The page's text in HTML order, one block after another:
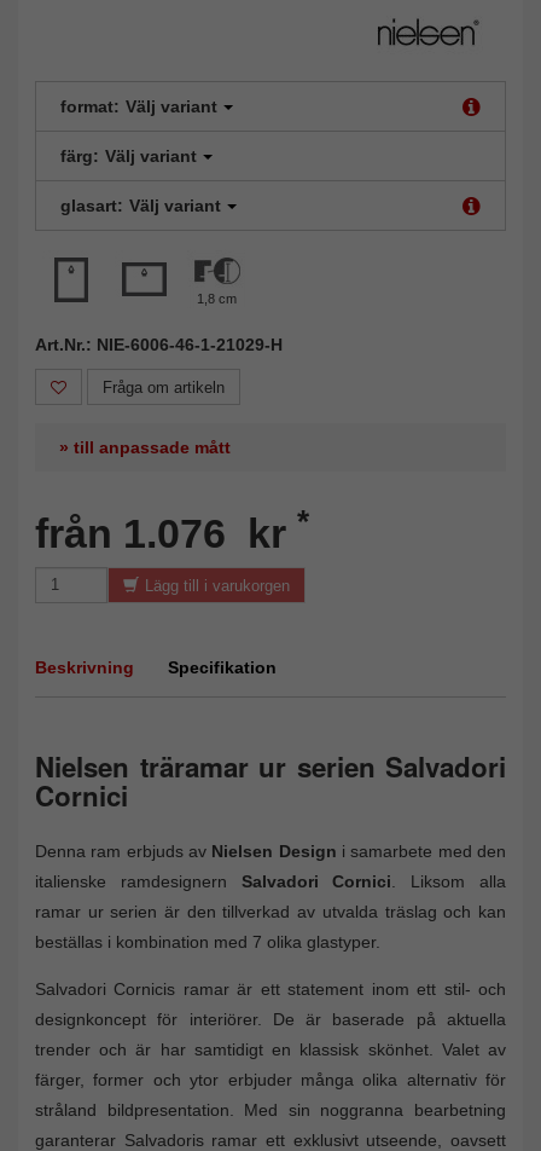
format: Välj variant
färg: Välj variant
glasart: Välj variant
1,8 cm
Art.Nr.: NIE-6006-46-1-21029-H
Fråga om artikeln
» till anpassade mått
från 1.076 kr *
Lägg till i varukorgen
Beskrivning Specifikation
Nielsen träramar ur serien Salvadori
Cornici
Denna ram erbjuds av Nielsen Design i samarbete med den
italienske ramdesignern Salvadori Cornici . Liksom alla
ramar ur serien är den tillverkad av utvalda träslag och kan
beställas i kombination med 7 olika glastyper.
Salvadori Cornicis ramar är ett statement inom ett stil- och
designkoncept för interiörer. De är baserade på aktuella
trender och är har samtidigt en klassisk skönhet. Valet av
färger, former och ytor erbjuder många olika alternativ för
stråland bildpresentation. Med sin noggranna bearbetning
garanterar Salvadoris ramar ett exklusivt utseende, oavsett